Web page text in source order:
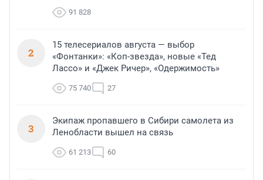
91 828
2
15 телесериалов августа — выбор
«Фонтанки»: «Коп-звезда», новые «Тед
Лассо» и «Джек Ричер», «Одержимость»
75 740 27
3
Экипаж пропавшего в Сибири самолета из
Ленобласти вышел на связь
61 213 60